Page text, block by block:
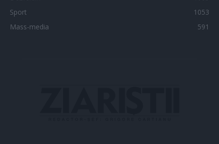
Sport
1053
Mass-media
591